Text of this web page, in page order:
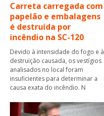
Carreta carregada com
papelão e embalagens
é destruída por
incêndio na SC-120
Devido à intensidade do fogo e à
destruição causada, os vestígios
analisados no local foram
insuficientes para determinar a
causa exata do incêndio. N